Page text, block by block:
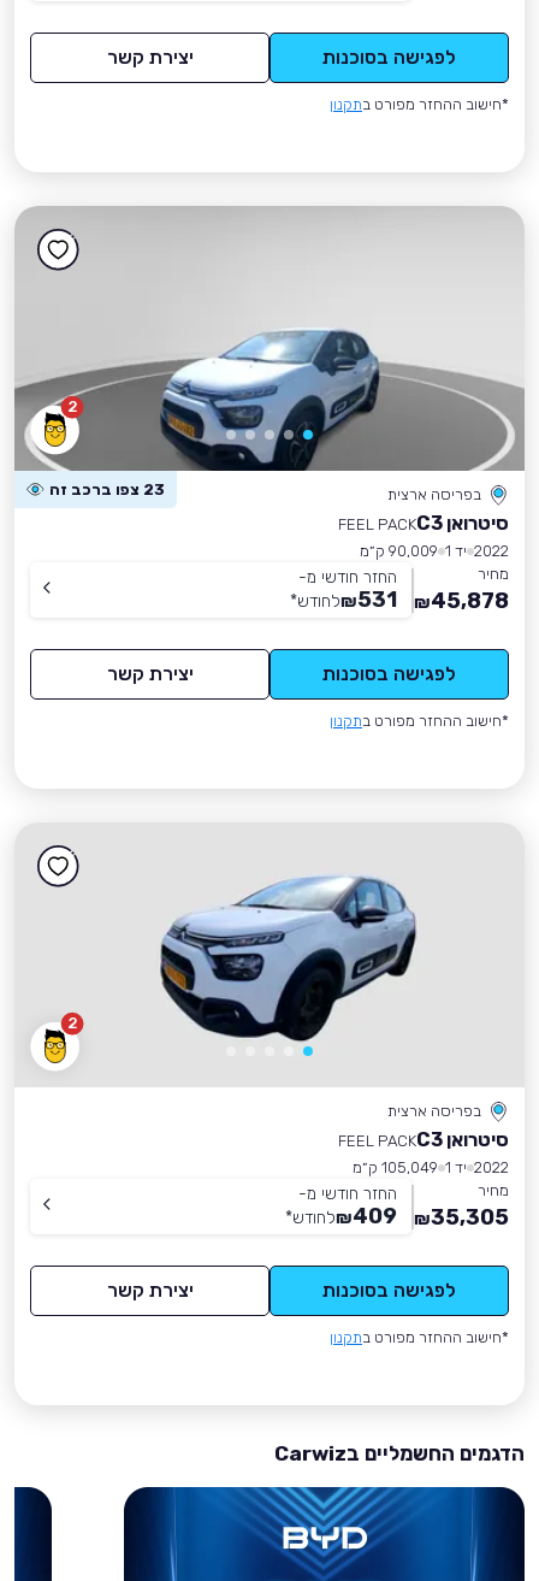
לפגישה בסוכנות יצירת קשר
*חישוב ההחזר מפורט בתקנון
2
בפריסה ארצית 23 צפו ברכב זה
סיטרואן C3
FEEL PACK
2022 יד 1
90,009 ק״מ
מחיר
45,878
₪
החזר חודשי מ-
531
₪לחודש*
לפגישה בסוכנות יצירת קשר
*חישוב ההחזר מפורט בתקנון
2
בפריסה ארצית
סיטרואן C3
FEEL PACK
2022 יד 1
105,049 ק״מ
מחיר
35,305
₪
החזר חודשי מ-
409
₪לחודש*
לפגישה בסוכנות יצירת קשר
*חישוב ההחזר מפורט בתקנון
הדגמים החשמליים בCarwiz